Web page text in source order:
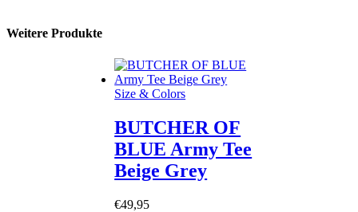
Weitere Produkte
Size & Colors
BUTCHER OF
BLUE Army Tee
Beige Grey
€49,95